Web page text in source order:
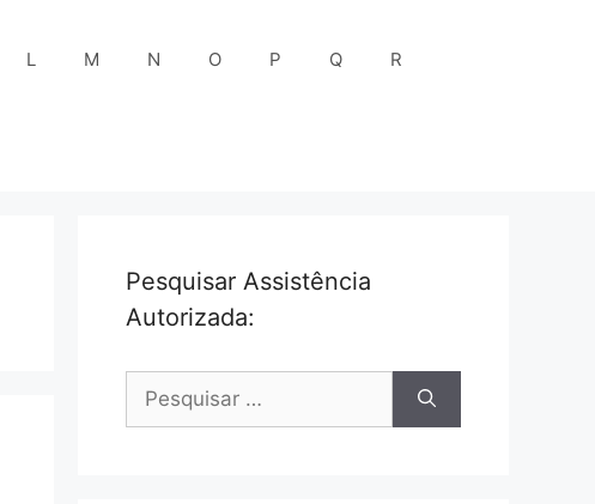
L M N O P Q R
Pesquisar Assistência
Autorizada:
Pesquisar